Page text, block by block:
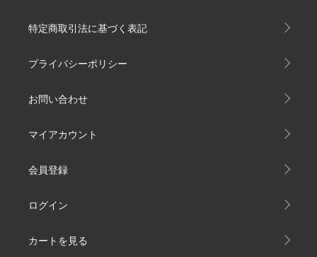
特定商取引法に基づく表記
プライバシーポリシー
お問い合わせ
マイアカウント
会員登録
ログイン
カートを見る